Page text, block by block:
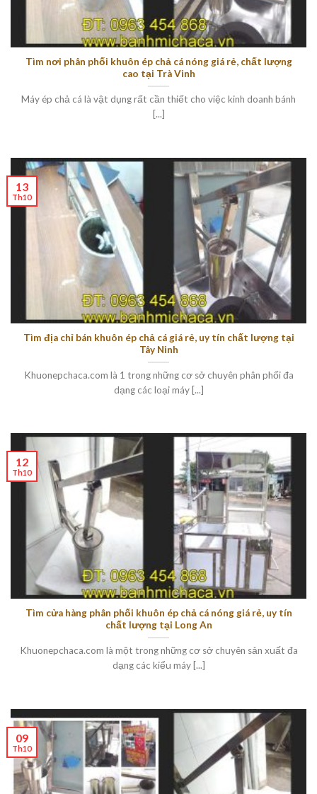
Tìm nơi phân phối khuôn ép chả cá nóng giá rẻ, chất lượng
cao tại Trà Vinh
Máy ép chả cá là vật dụng rất cần thiết cho việc kinh doanh bánh
[...]
Tìm địa chỉ bán khuôn ép chả cá giá rẻ, uy tín chất lượng tại
Tây Ninh
Khuonepchaca.com là 1 trong những cơ sở chuyên phân phối đa
dạng các loại máy [...]
13
Th10
Tìm cửa hàng phân phối khuôn ép chả cá nóng giá rẻ, uy tín
chất lượng tại Long An
Khuonepchaca.com là một trong những cơ sở chuyên sản xuất đa
dạng các kiểu máy [...]
12
Th10
09
Th10